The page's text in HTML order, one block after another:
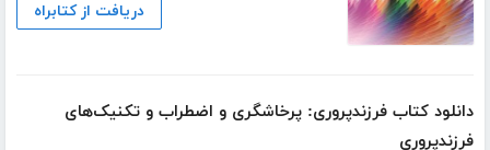
دریافت از کتابراه
دانلود کتاب فرزندپروری: پرخاشگری و اضطراب و تکنیک‌های
فرزندپروری